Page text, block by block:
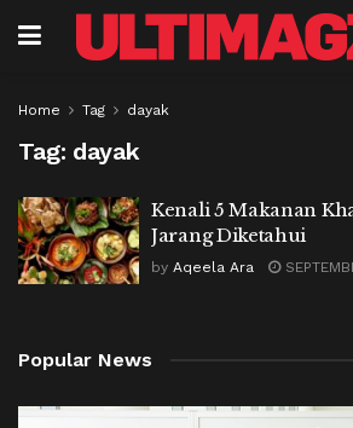
Home Tag dayak
Tag: dayak
Kenali 5 Makanan
Jarang Diketahui
by Aqeela Ara
Popular News